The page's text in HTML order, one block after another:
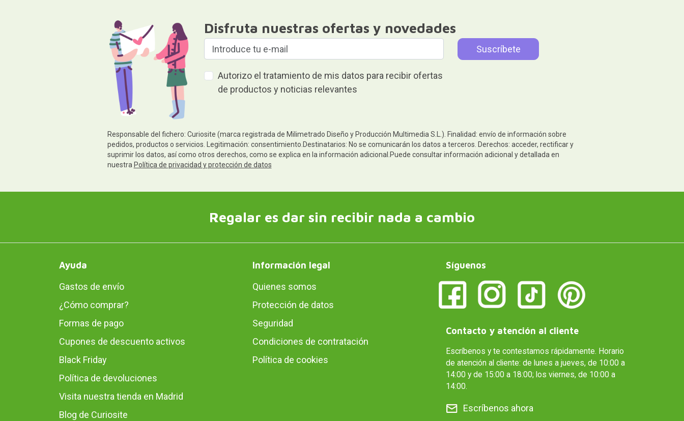
Disfruta nuestras ofertas y novedades
Autorizo el tratamiento de mis datos para recibir ofertas
de productos y noticias relevantes
Responsable del fichero: Curiosite (marca registrada de Milimetrado Diseño y Producción Multimedia S.L.). Finalidad: envío de información sobre
pedidos, productos o servicios. Legitimación: consentimiento.Destinatarios: No se comunicarán los datos a terceros. Derechos: acceder, rectificar y
suprimir los datos, así como otros derechos, como se explica en la información adicional.Puede consultar información adicional y detallada en
nuestra Política de privacidad y protección de datos
Regalar es dar sin recibir nada a cambio
Ayuda
Gastos de envío
¿Cómo comprar?
Formas de pago
Cupones de descuento activos
Black Friday
Política de devoluciones
Visita nuestra tienda en Madrid
Blog de Curiosite
Información legal
Quienes somos
Protección de datos
Seguridad
Condiciones de contratación
Política de cookies
Síguenos
Contacto y atención al cliente
Escríbenos y te contestamos rápidamente. Horario
de atención al cliente: de lunes a jueves, de 10:00 a
14:00 y de 15:00 a 18:00; los viernes, de 10:00 a
14:00.
Escríbenos ahora